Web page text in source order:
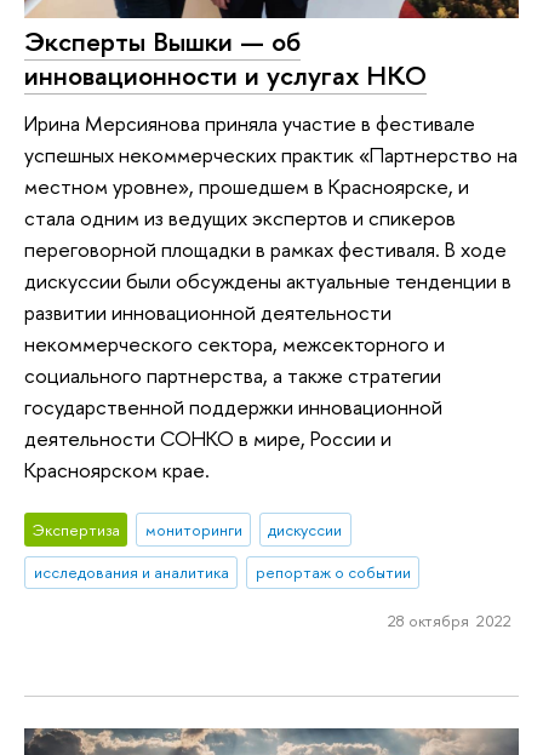
Эксперты Вышки — об
инновационности и услугах НКО
Ирина Мерсиянова приняла участие в фестивале
успешных некоммерческих практик «Партнерство на
местном уровне», прошедшем в Красноярске, и
стала одним из ведущих экспертов и спикеров
переговорной площадки в рамках фестиваля. В ходе
дискуссии были обсуждены актуальные тенденции в
развитии инновационной деятельности
некоммерческого сектора, межсекторного и
социального партнерства, а также стратегии
государственной поддержки инновационной
деятельности СОНКО в мире, России и
Красноярском крае.
Экспертиза мониторинги
дискуссии
исследования и аналитика
репортаж о событии
28 октября 2022